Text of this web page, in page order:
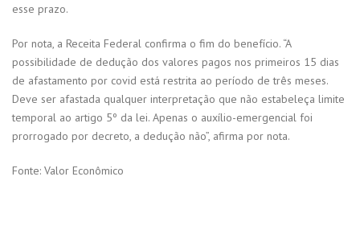
esse prazo.
Por nota, a Receita Federal confirma o fim do benefício. “A
possibilidade de dedução dos valores pagos nos primeiros 15 dias
de afastamento por covid está restrita ao período de três meses.
Deve ser afastada qualquer interpretação que não estabeleça limite
temporal ao artigo 5º da lei. Apenas o auxílio-emergencial foi
prorrogado por decreto, a dedução não”, afirma por nota.
Fonte: Valor Econômico